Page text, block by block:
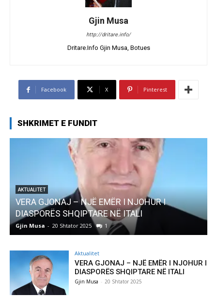
Gjin Musa
http://dritare.info/
Dritare.Info Gjin Musa, Botues
Facebook X Pinterest
SHKRIMET E FUNDIT
I NJOHUR I
NË ITALI
AKTUALITET
Pregaditi Gjin Musa-
Gjin Musa
Aktualitet
VERA GJONAJ – NJË EMËR I NJOHUR I
DIASPORËS SHQIPTARE NË ITALI
Gjin Musa - 20 Shtator 2025